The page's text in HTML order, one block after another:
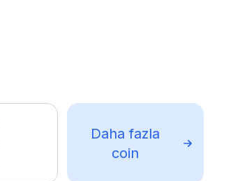
Daha fazla
coin